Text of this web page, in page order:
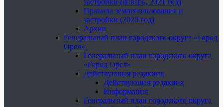
застройки (январь, 2021 год)
Правила землепользования и
застройки (2020 год)
Архив
Генеральный план городского округа «Город
Орел»
Генеральный план городского округа
«Город Орел»
Действующая редакция
Действующая редакция
Информация
Генеральный план городского округа